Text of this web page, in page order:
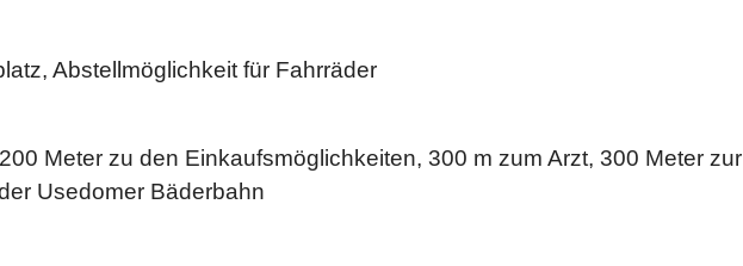
Abstellmöglichkeit für Fahrräder
Meter zu den Einkaufsmöglichkeiten, 300 m zum Arzt, 300 Meter zur
Usedomer Bäderbahn